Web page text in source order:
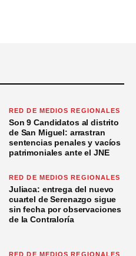
RED DE MEDIOS REGIONALES
Son 9 Candidatos al distrito
de San Miguel: arrastran
sentencias penales y vacíos
patrimoniales ante el JNE
RED DE MEDIOS REGIONALES
Juliaca: entrega del nuevo
cuartel de Serenazgo sigue
sin fecha por observaciones
de la Contraloría
RED DE MEDIOS REGIONALES